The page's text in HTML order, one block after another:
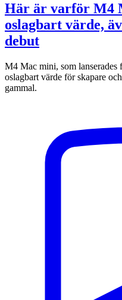
Här är varför M4
oslagbart värde,
debut
M4 Mac mini, som lanserades
oslagbart värde för skapare
gammal.